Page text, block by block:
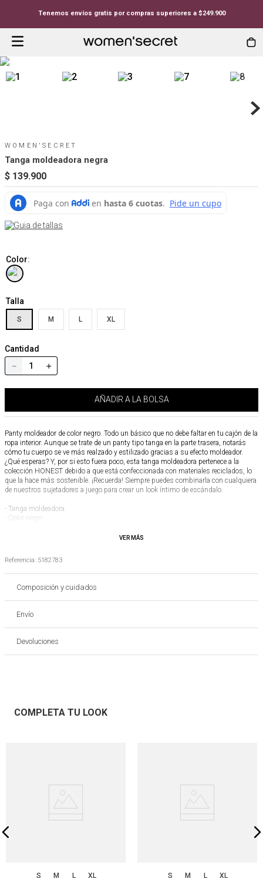
Tenemos envíos gratis por compras superiores a $249.900
WOMEN'SECRET
Tanga moldeadora negra
$ 139.900
Guia de tallas
Color:
Talla
S M L XL
Cantidad
＋
－
AÑADIR A LA BOLSA
Panty moldeador de color negro. Todo un básico que no debe faltar en tu cajón de la
ropa interior. Aunque se trate de un panty tipo tanga en la parte trasera, notarás
cómo tu cuerpo se ve más realzado y estilizado gracias a su efecto moldeador.
¿Qué esperas? Y, por si esto fuera poco, esta tanga moldeadora pertenece a la
colección HONEST debido a que está confeccionada con materiales reciclados, lo
que la hace más sostenible. ¡Recuerda! Siempre puedes combinarla con cualquiera
de nuestros sujetadores a juego para crear un look íntimo de escándalo.
- Tanga moldeadora.
- Color negro.
Es importante tener en cuenta que los colores de los productos pueden variar con
Referencia: 5182783
Composición y cuidados
Envío
Devoluciones
COMPLETA TU LOOK
S M L XL S M L XL